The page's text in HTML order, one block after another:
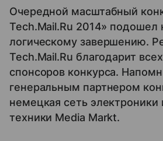
Очередной масштабный
Tech.Mail.Ru 2014» подошел
логическому завершению.
Tech.Mail.Ru благодарит
спонсоров конкурса.
генеральным партнером
немецкая сеть электроники
техники Media Markt.